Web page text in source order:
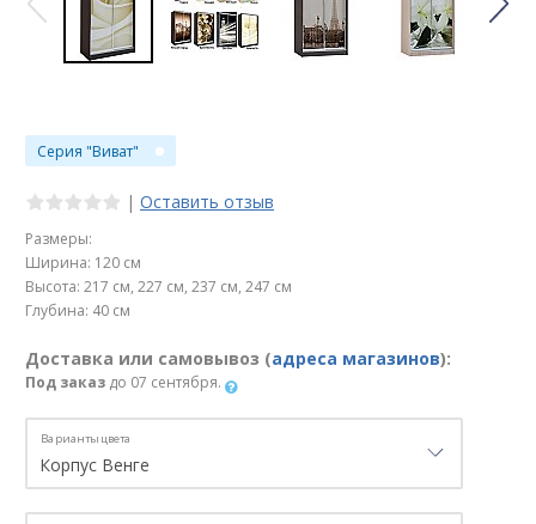
Серия "Виват"
| Оставить отзыв
Размеры:
Ширина: 120 см
Высота: 217 см, 227 см, 237 см, 247 см
Глубина: 40 см
Доставка или самовывоз (адреса магазинов):
Под заказ до 07 сентября.
Варианты цвета